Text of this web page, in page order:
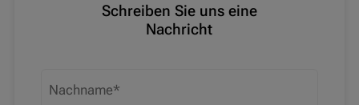
Schreiben Sie uns eine
Nachricht